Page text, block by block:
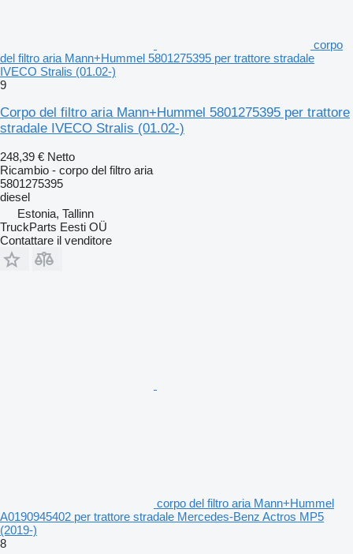
corpo
del filtro aria Mann+Hummel 5801275395 per trattore stradale
IVECO Stralis (01.02-)
9
Corpo del filtro aria Mann+Hummel 5801275395 per trattore
stradale IVECO Stralis (01.02-)
248,39 € Netto
Ricambio - corpo del filtro aria
5801275395
diesel
Estonia, Tallinn
TruckParts Eesti OÜ
Contattare il venditore
corpo del filtro aria Mann+Hummel
A0190945402 per trattore stradale Mercedes-Benz Actros MP5
(2019-)
8